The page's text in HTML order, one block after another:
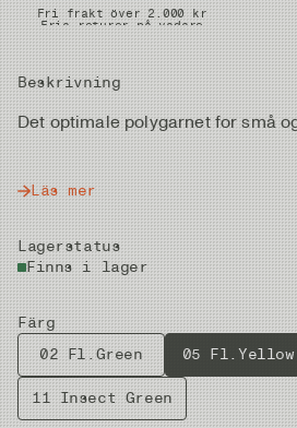
Artikelnummer
Beskrivning
Det optimale polygarnet for små
Läs mer
Lagerstatus
Finns i lager
Färg
02 Fl.Green
05 Fl.Yellow
11 Insect Green
Snabba leveranser
Fri frakt över 2.000 kr
Fria returer på vadare